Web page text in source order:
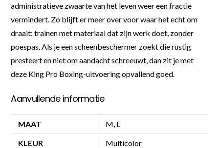
administratieve zwaarte van het leven weer een fractie
vermindert. Zo blijft er meer over voor waar het echt om
draait: trainen met materiaal dat zijn werk doet, zonder
poespas. Als je een scheenbeschermer zoekt die rustig
presteert en niet om aandacht schreeuwt, dan zit je met
deze King Pro Boxing-uitvoering opvallend goed.
Aanvullende informatie
MAAT M, L
KLEUR Multicolor